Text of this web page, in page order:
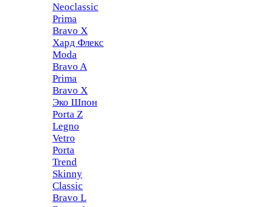
Neoclassic
Prima
Bravo X
Хард Флекс
Moda
Bravo A
Prima
Bravo X
Эко Шпон
Porta Z
Legno
Vetro
Porta
Trend
Skinny
Classic
Bravo L